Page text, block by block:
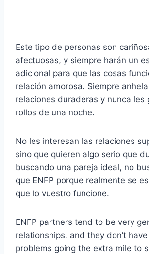
Este tipo de personas son
afectuosas, y siempre harán un
adicional para que las cosas
relación amorosa. Siempre
relaciones duraderas y nunca les
rollos de una noche.
No les interesan las relaciones
sino que quieren algo serio que
buscando una pareja ideal, no
que ENFP porque realmente se
que lo vuestro funcione.
ENFP partners tend to be very
relationships, and they don’t
problems going the extra mile to